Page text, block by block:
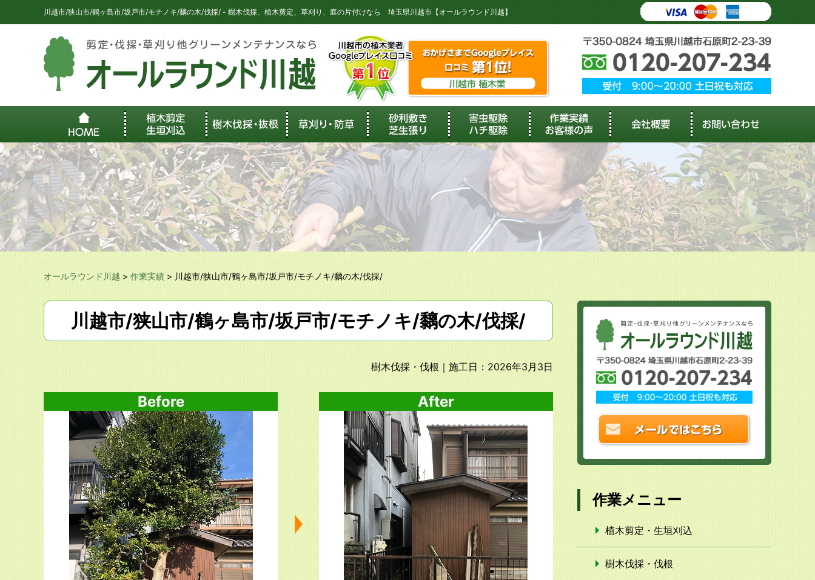
川越市/狭山市/鶴ヶ島市/坂戸市/モチノキ/黐の木/伐採/ - 樹木伐採、植木剪定、草刈り、庭の片付けなら 埼玉県川越市【オールラウンド川越】
オールラウンド川越 > 作業実績 > 川越市/狭山市/鶴ヶ島市/坂戸市/モチノキ/黐の木/伐採/
川越市/狭山市/鶴ヶ島市/坂戸市/モチノキ/黐の木/伐採/
樹木伐採・伐根 ｜施工日：2026年3月3日
Before After
作業メニュー
植木剪定・生垣刈込
樹木伐採・伐根